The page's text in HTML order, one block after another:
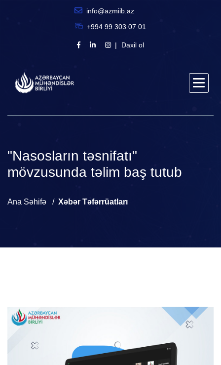
info@azmiib.az
+994 99 303 07 01
Daxil ol
"Nasosların təsnifatı"
mövzusunda təlim baş tutub
Ana Səhifə Xəbər Təfərrüatları